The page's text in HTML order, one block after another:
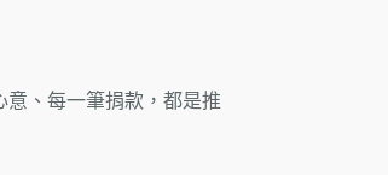
、每一筆捐款，都是推